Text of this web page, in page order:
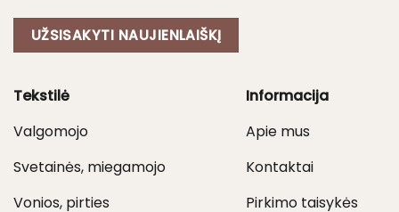
UŽSISAKYTI NAUJIENLAIŠKĮ
Tekstilė
Valgomojo
Svetainės, miegamojo
Vonios, pirties
Informacija
Apie mus
Kontaktai
Pirkimo taisykės